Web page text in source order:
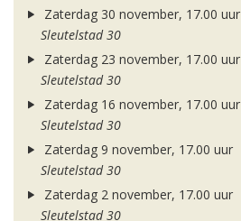
Zaterdag 30 november, 17.00 uur
Sleutelstad 30
Zaterdag 23 november, 17.00 uur
Sleutelstad 30
Zaterdag 16 november, 17.00 uur
Sleutelstad 30
Zaterdag 9 november, 17.00 uur
Sleutelstad 30
Zaterdag 2 november, 17.00 uur
Sleutelstad 30